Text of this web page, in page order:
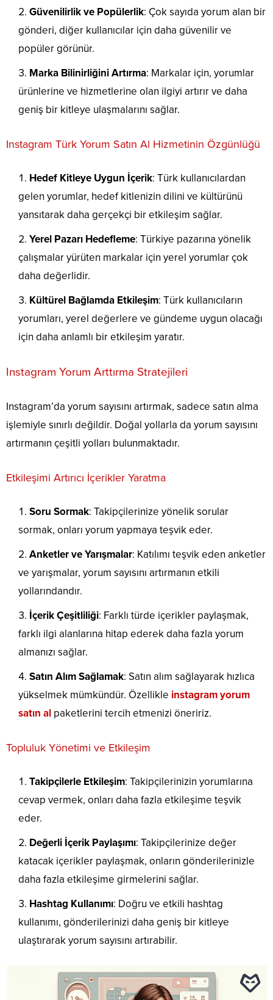
Güvenilirlik ve Popülerlik: Çok sayıda yorum alan bir
gönderi, diğer kullanıcılar için daha güvenilir ve
popüler görünür.
Marka Bilinirliğini Artırma: Markalar için, yorumlar
ürünlerine ve hizmetlerine olan ilgiyi artırır ve daha
geniş bir kitleye ulaşmalarını sağlar.
Instagram Türk Yorum Satın Al Hizmetinin Özgünlüğü
Hedef Kitleye Uygun İçerik: Türk kullanıcılardan
gelen yorumlar, hedef kitlenizin dilini ve kültürünü
yansıtarak daha gerçekçi bir etkileşim sağlar.
Yerel Pazarı Hedefleme: Türkiye pazarına yönelik
çalışmalar yürüten markalar için yerel yorumlar çok
daha değerlidir.
Kültürel Bağlamda Etkileşim: Türk kullanıcıların
yorumları, yerel değerlere ve gündeme uygun olacağı
için daha anlamlı bir etkileşim yaratır.
Instagram Yorum Arttırma Stratejileri
Instagram’da yorum sayısını artırmak, sadece satın alma
işlemiyle sınırlı değildir. Doğal yollarla da yorum sayısını
artırmanın çeşitli yolları bulunmaktadır.
Etkileşimi Artırıcı İçerikler Yaratma
Soru Sormak: Takipçilerinize yönelik sorular
sormak, onları yorum yapmaya teşvik eder.
Anketler ve Yarışmalar: Katılımı teşvik eden anketler
ve yarışmalar, yorum sayısını artırmanın etkili
yollarındandır.
İçerik Çeşitliliği: Farklı türde içerikler paylaşmak,
farklı ilgi alanlarına hitap ederek daha fazla yorum
almanızı sağlar.
Satın Alım Sağlamak: Satın alım sağlayarak hızlıca
yükselmek mümkündür. Özellikle instagram yorum
satın al paketlerini tercih etmenizi öneririz.
Topluluk Yönetimi ve Etkileşim
Takipçilerle Etkileşim: Takipçilerinizin yorumlarına
cevap vermek, onları daha fazla etkileşime teşvik
eder.
Değerli İçerik Paylaşımı: Takipçilerinize değer
katacak içerikler paylaşmak, onların gönderilerinizle
daha fazla etkileşime girmelerini sağlar.
Hashtag Kullanımı: Doğru ve etkili hashtag
kullanımı, gönderilerinizi daha geniş bir kitleye
ulaştırarak yorum sayısını artırabilir.